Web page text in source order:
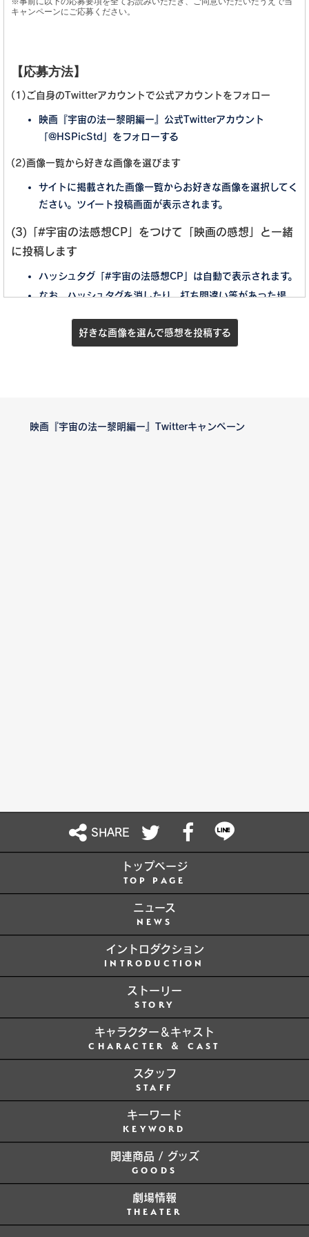
キャンペーンにご応募ください。
【応募方法】
(1)ご自身のTwitterアカウントで公式アカウントをフォロー
映画『宇宙の法ー黎明編ー』公式Twitterアカウント
「@HSPicStd」をフォローする
(2)画像一覧から好きな画像を選びます
サイトに掲載された画像一覧からお好きな画像を選択してく
ださい。ツイート投稿画面が表示されます。
(3)「#宇宙の法感想CP」をつけて「映画の感想」と一緒
に投稿します
ハッシュタグ「#宇宙の法感想CP」は自動で表示されます。
なお、ハッシュタグを消したり、打ち間違い等があった場
(4)当選者にはダイレクトメッセージでお知らせいたします。
当選に関するお問い合わせには回答いたしません。
当選連絡後、ダイレクトメッセージ内にご案内する応募フォ
当選が無効となりますのでご注意ください。
当選者の住所・転居先不明・長期不在などにより賞品をお
届けできない場合には、当選を無効とさせていただきます。
応募後に「@HSPicStd」へのフォローを外された場合に
は、当選を無効とさせていただきます。
賞品の交換・返却はお受けできません。また、賞品の転売や
オークション出品は禁止とさせていただきます。
<個人情報の取り扱いについて>
取得した個人情報は、幸福の科学出版(株)又はその業務委託
先(以下総称して「当社ら」という)が当選者への賞品の発
送・連絡のために利用させていただきます。
また、個人を特定しない統計情報として映画の宣伝に利用さ
せていただく場合がございます。
応募者の個人情報を応募者の同意なしに当社ら以外の第三
者に開示・提供することはありません。（法令等により開示
を求められた場合を除く）
好きな画像を選んで感想を投稿する
映画『宇宙の法ー黎明編ー』Twitterキャンペーン
SHARE
トップページ
TOP PAGE
ニュース
NEWS
イントロダクション
INTRODUCTION
ストーリー
STORY
キャラクター＆キャスト
CHARACTER ＆ CAST
スタッフ
STAFF
キーワード
KEYWORD
関連商品 / グッズ
GOODS
劇場情報
THEATER